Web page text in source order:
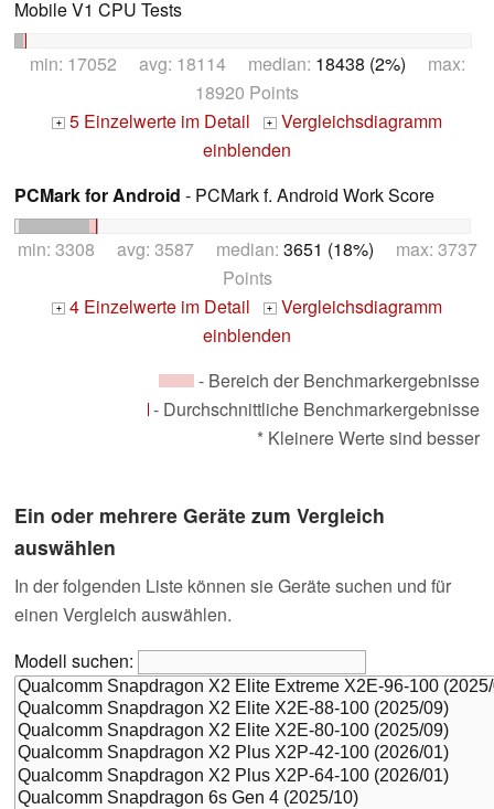
Mobile V1 CPU Tests
min: 17052 avg: 18114 median: 18438 (2%) max:
18920 Points
+ 5 Einzelwerte im Detail + Vergleichsdiagramm
einblenden
PCMark for Android - PCMark f. Android Work Score
min: 3308 avg: 3587 median: 3651 (18%) max: 3737
Points
+ 4 Einzelwerte im Detail + Vergleichsdiagramm
einblenden
- Bereich der Benchmarkergebnisse
- Durchschnittliche Benchmarkergebnisse
* Kleinere Werte sind besser
Ein oder mehrere Geräte zum Vergleich
auswählen
In der folgenden Liste können sie Geräte suchen und für
einen Vergleich auswählen.
Modell suchen: